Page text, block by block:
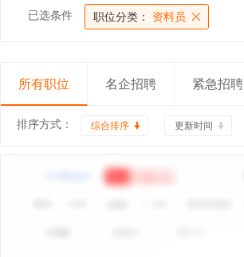
已选条件 职位分类： 资料员
所有职位 名企招聘 紧急招聘
排序方式： 综合排序 更新时间